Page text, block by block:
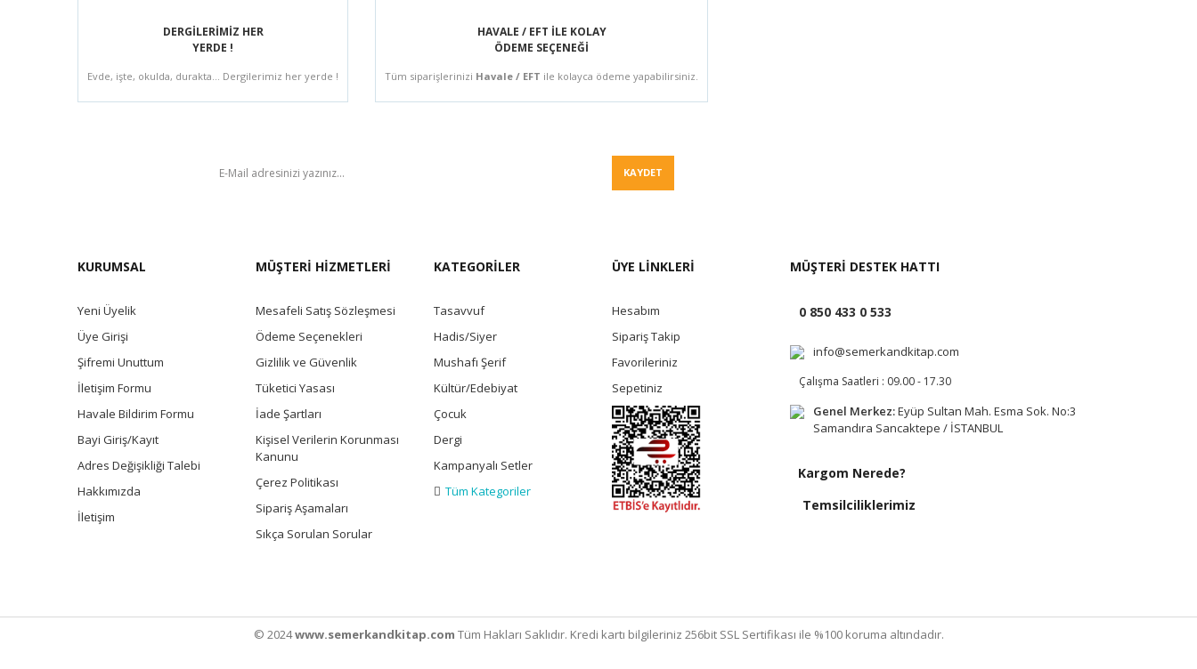
DERGİLERİMİZ HER
YERDE !
Evde, işte, okulda, durakta... Dergilerimiz her yerde !
HAVALE / EFT İLE KOLAY
ÖDEME SEÇENEĞİ
Tüm siparişlerinizi Havale / EFT ile kolayca ödeme yapabilirsiniz.
KAYDET
KURUMSAL
Yeni Üyelik
Üye Girişi
Şifremi Unuttum
İletişim Formu
Havale Bildirim Formu
Bayi Giriş/Kayıt
Adres Değişikliği Talebi
Hakkımızda
İletişim
MÜŞTERİ HİZMETLERİ
Mesafeli Satış Sözleşmesi
Ödeme Seçenekleri
Gizlilik ve Güvenlik
Tüketici Yasası
İade Şartları
Kişisel Verilerin Korunması
Kanunu
Çerez Politikası
Sipariş Aşamaları
Sıkça Sorulan Sorular
KATEGORİLER
Tasavvuf
Hadis/Siyer
Mushafı Şerif
Kültür/Edebiyat
Çocuk
Dergi
Kampanyalı Setler
Tüm Kategoriler
ÜYE LİNKLERİ
Hesabım
Sipariş Takip
Favorileriniz
Sepetiniz
MÜŞTERİ DESTEK HATTI
0 850 433 0 533
info@semerkandkitap.com
Çalışma Saatleri : 09.00 - 17.30
Genel Merkez:Eyüp Sultan Mah. Esma Sok. No:3
Samandıra Sancaktepe / İSTANBUL
Kargom Nerede?
Temsilciliklerimiz
© 2024www.semerkandkitap.com Tüm Hakları Saklıdır. Kredi kartı bilgileriniz 256bit SSL Sertifikası ile %100 koruma altındadır.